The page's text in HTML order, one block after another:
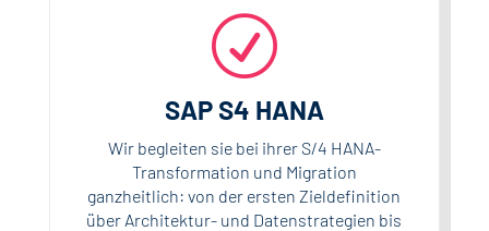
R
SAP S4 HANA
Wir begleiten sie bei ihrer S/4 HANA-
Transformation und Migration
ganzheitlich: von der ersten Zieldefinition
über Architektur- und Datenstrategien bis